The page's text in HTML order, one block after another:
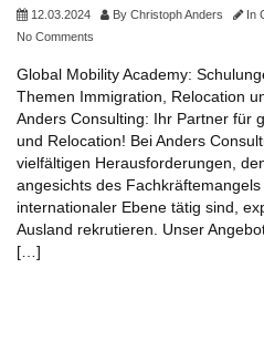
12.03.2024 By Christoph Anders In
No Comments
Global Mobility Academy:
Themen Immigration, Relocation
Anders Consulting: Ihr Partner für
und Relocation! Bei Anders
vielfältigen Herausforderungen,
angesichts des
internationaler Ebene tätig sind,
Ausland rekrutieren. Unser
[…]